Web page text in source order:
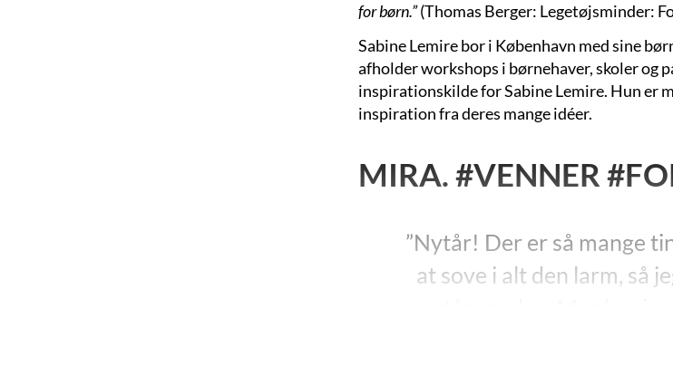
for børn.”(Thomas Berger: Legetøjsminder:
Sabine Lemire bor i København med sine
afholder workshops i børnehaver, skoler og
inspirationskilde for Sabine Lemire. Hun er
inspiration fra deres mange idéer.
MIRA. #VENNER
”Nytår! Der er så mange
at sove i alt den larm, så